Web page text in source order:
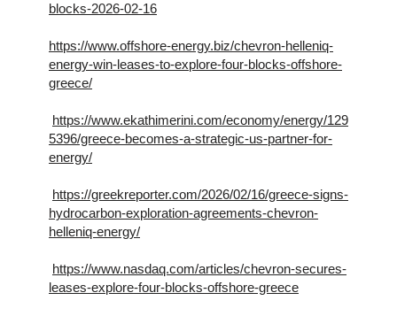
blocks-2026-02-16
https://www.offshore-energy.biz/chevron-helleniq-
energy-win-leases-to-explore-four-blocks-offshore-
greece/
https://www.ekathimerini.com/economy/energy/129
5396/greece-becomes-a-strategic-us-partner-for-
energy/
https://greekreporter.com/2026/02/16/greece-signs-
hydrocarbon-exploration-agreements-chevron-
helleniq-energy/
https://www.nasdaq.com/articles/chevron-secures-
leases-explore-four-blocks-offshore-greece